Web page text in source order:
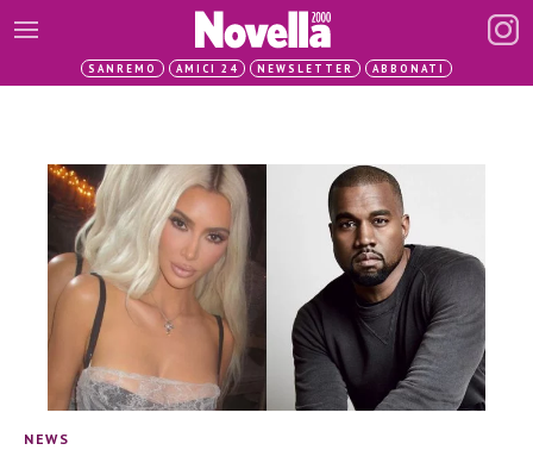
SANREMO AMICI 24 NEWSLETTER ABBONATI
NEWS